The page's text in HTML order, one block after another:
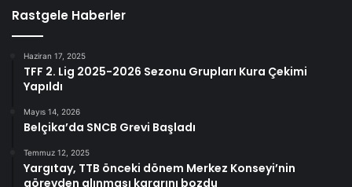
Rastgele Haberler
Haziran 17, 2025
TFF 2. Lig 2025-2026 Sezonu Grupları Kura Çekimi
Yapıldı
Mayıs 14, 2026
Belçika’da SNCB Grevi Başladı
Temmuz 12, 2025
Yargıtay, TTB önceki dönem Merkez Konseyi’nin
görevden alınması kararını bozdu